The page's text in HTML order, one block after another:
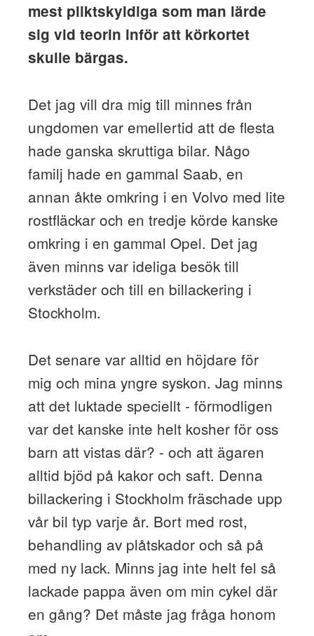
mest pliktskyldiga som man lärde
sig vid teorin inför att körkortet
skulle bärgas.
Det jag vill dra mig till minnes från
ungdomen var emellertid att de flesta
hade ganska skruttiga bilar. Någo
familj hade en gammal Saab, en
annan åkte omkring i en Volvo med lite
rostfläckar och en tredje körde kanske
omkring i en gammal Opel. Det jag
även minns var ideliga besök till
verkstäder och till en billackering i
Stockholm.
Det senare var alltid en höjdare för
mig och mina yngre syskon. Jag minns
att det luktade speciellt - förmodligen
var det kanske inte helt kosher för oss
barn att vistas där? - och att ägaren
alltid bjöd på kakor och saft. Denna
billackering i Stockholm fräschade upp
vår bil typ varje år. Bort med rost,
behandling av plåtskador och så på
med ny lack. Minns jag inte helt fel så
lackade pappa även om min cykel där
en gång? Det måste jag fråga honom